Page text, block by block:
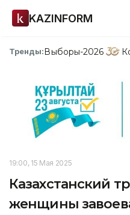
KAZINFORM
Тренды:Выборы-2026
19:00, 15 Мая 2025
Казахстанский
женщины